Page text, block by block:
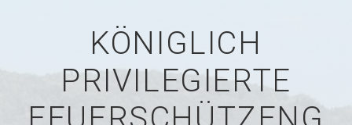
KÖNIGLICH
PRIVILEGIERTE